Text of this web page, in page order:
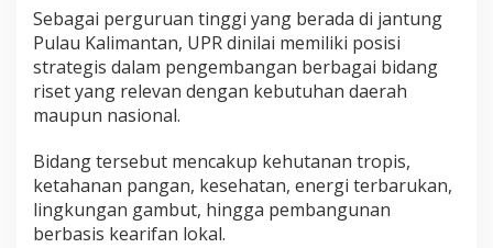
Sebagai perguruan tinggi yang berada di jantung
Pulau Kalimantan, UPR dinilai memiliki posisi
strategis dalam pengembangan berbagai bidang
riset yang relevan dengan kebutuhan daerah
maupun nasional.
Bidang tersebut mencakup kehutanan tropis,
ketahanan pangan, kesehatan, energi terbarukan,
lingkungan gambut, hingga pembangunan
berbasis kearifan lokal.